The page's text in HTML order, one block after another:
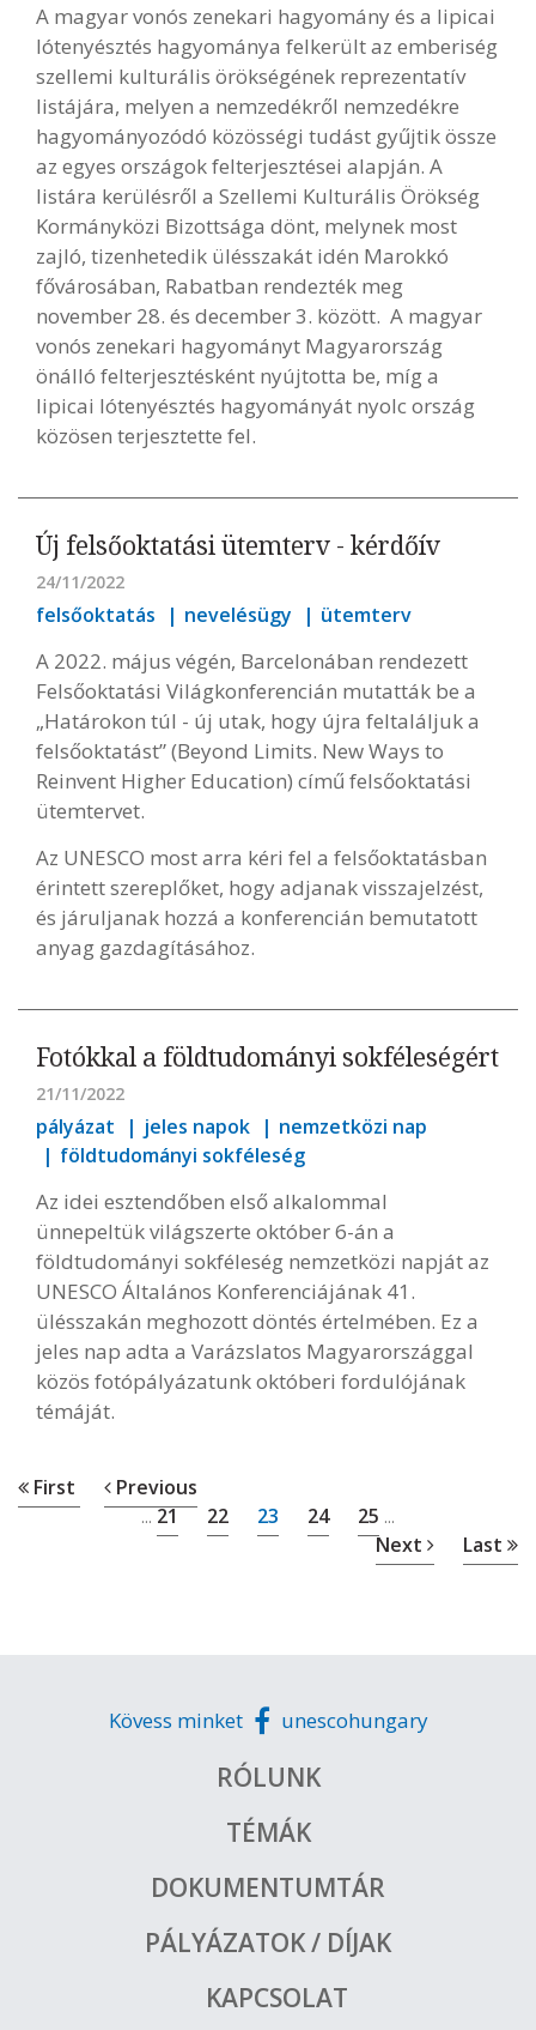
A magyar vonós zenekari hagyomány és a lipicai
lótenyésztés hagyománya felkerült az emberiség
szellemi kulturális örökségének reprezentatív
listájára, melyen a nemzedékről nemzedékre
hagyományozódó közösségi tudást gyűjtik össze
az egyes országok felterjesztései alapján. A
listára kerülésről a Szellemi Kulturális Örökség
Kormányközi Bizottsága dönt, melynek most
zajló, tizenhetedik ülésszakát idén Marokkó
fővárosában, Rabatban rendezték meg
november 28. és december 3. között. A magyar
vonós zenekari hagyományt Magyarország
önálló felterjesztésként nyújtotta be, míg a
lipicai lótenyésztés hagyományát nyolc ország
közösen terjesztette fel.
Új felsőoktatási ütemterv - kérdőív
24/11/2022
felsőoktatás nevelésügy ütemterv
A 2022. május végén, Barcelonában rendezett
Felsőoktatási Világkonferencián mutatták be a
„Határokon túl - új utak, hogy újra feltaláljuk a
felsőoktatást” (Beyond Limits. New Ways to
Reinvent Higher Education) című felsőoktatási
ütemtervet.
Az UNESCO most arra kéri fel a felsőoktatásban
érintett szereplőket, hogy adjanak visszajelzést,
és járuljanak hozzá a konferencián bemutatott
anyag gazdagításához.
Fotókkal a földtudományi sokféleségért
21/11/2022
pályázat jeles napok
nemzetközi nap
földtudományi sokféleség
Az idei esztendőben első alkalommal
ünnepeltük világszerte október 6-án a
földtudományi sokféleség nemzetközi napját az
UNESCO Általános Konferenciájának 41.
ülésszakán meghozott döntés értelmében. Ez a
jeles nap adta a Varázslatos Magyarországgal
közös fotópályázatunk októberi fordulójának
témáját.
First Previous
... 21 22 23 24 25 ...
Next Last
Kövess minket unescohungary
RÓLUNK
TÉMÁK
DOKUMENTUMTÁR
PÁLYÁZATOK / DÍJAK
KAPCSOLAT